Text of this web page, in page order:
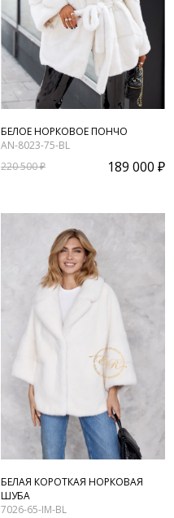
БЕЛОЕ НОРКОВОЕ ПОНЧО
AN-8023-75-BL
220 500 ₽
189 000 ₽
БЕЛАЯ КОРОТКАЯ НОРКОВАЯ
ШУБА
7026-65-IM-BL